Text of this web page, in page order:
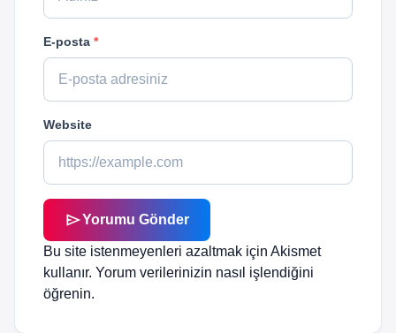
E-posta *
Website
sendYorumu Gönder
Bu site istenmeyenleri azaltmak için Akismet
kullanır. Yorum verilerinizin nasıl işlendiğini
öğrenin.